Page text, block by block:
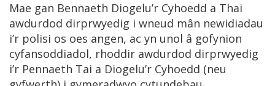
Mae gan Bennaeth Diogelu’r Cyhoedd a Thai
awdurdod dirprwyedig i wneud mân newidiadau
i’r polisi os oes angen, ac yn unol â gofynion
cyfansoddiadol, rhoddir awdurdod dirprwyedig
i’r Pennaeth Tai a Diogelu’r Cyhoedd (neu